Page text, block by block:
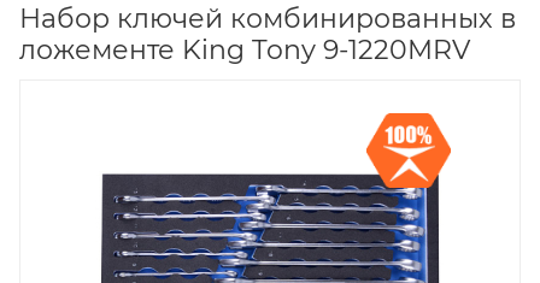
Набор ключей комбинированных в
ложементе King Tony 9-1220MRV